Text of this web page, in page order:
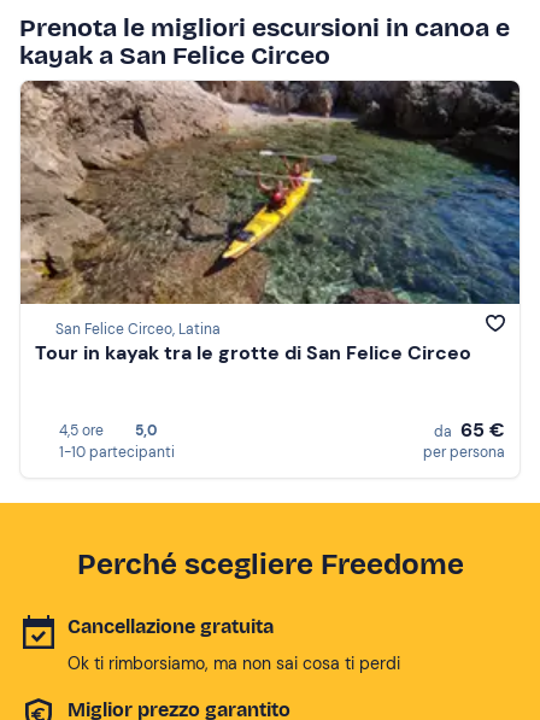
Prenota le migliori escursioni in canoa e
kayak a San Felice Circeo
San Felice Circeo, Latina
Tour in kayak tra le grotte di San Felice Circeo
4,5 ore
5,0
1-10 partecipanti
da 65 €
per persona
Perché scegliere Freedome
Cancellazione gratuita
Ok ti rimborsiamo, ma non sai cosa ti perdi
Miglior prezzo garantito